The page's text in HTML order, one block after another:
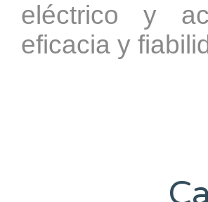
eléctrico y
eficacia y